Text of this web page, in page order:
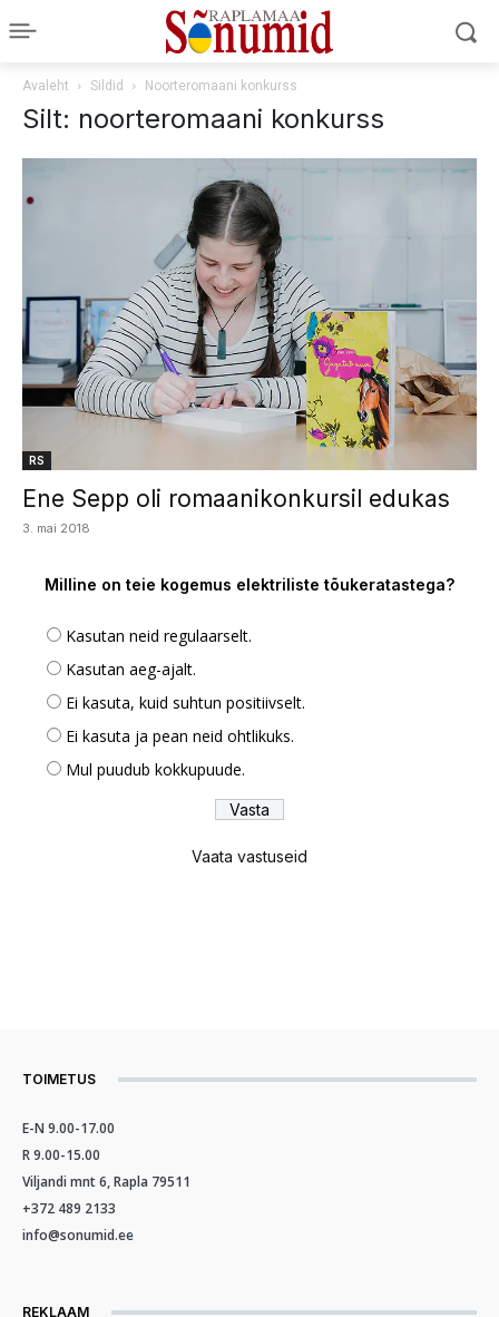
Avaleht Sildid Noorteromaani konkurss
Silt: noorteromaani konkurss
RS
Ene Sepp oli romaanikonkursil edukas
3. mai 2018
Milline on teie kogemus elektriliste tõukeratastega?
Kasutan neid regulaarselt.
Kasutan aeg-ajalt.
Ei kasuta, kuid suhtun positiivselt.
Ei kasuta ja pean neid ohtlikuks.
Mul puudub kokkupuude.
Vaata vastuseid
TOIMETUS
E-N 9.00-17.00
R 9.00-15.00
Viljandi mnt 6, Rapla 79511
+372 489 2133
info@sonumid.ee
REKLAAM